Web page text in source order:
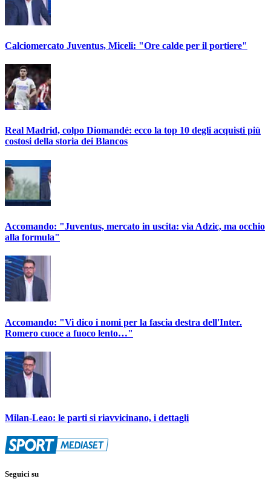
Calciomercato Juventus, Miceli: "Ore calde per il portiere"
Real Madrid, colpo Diomandé: ecco la top 10 degli acquisti più
costosi della storia dei Blancos
Accomando: "Juventus, mercato in uscita: via Adzic, ma occhio
alla formula"
Accomando: "Vi dico i nomi per la fascia destra dell'Inter.
Romero cuoce a fuoco lento…"
Milan-Leao: le parti si riavvicinano, i dettagli
Seguici su